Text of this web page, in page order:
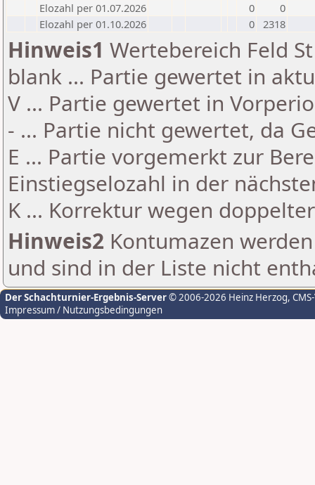
Elozahl per 01.07.2026
0
0
Elozahl per 01.10.2026
0 2318
Hinweis1 Wertebereich Feld
blank ... Partie gewertet in
V ... Partie gewertet in
- ... Partie nicht gewertet, da
E ... Partie vorgemerkt zur
Einstiegselozahl in der
K ... Korrektur wegen
Hinweis2 Kontumazen
und sind in der Liste nicht
Der Schachturnier-Ergebnis-Server© 2006-2026 Heinz Herzog,
Impressum / Nutzungsbedingungen